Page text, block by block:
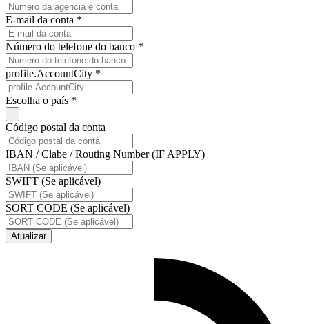
E-mail da conta *
Número do telefone do banco *
profile.AccountCity *
Escolha o país *
Código postal da conta
IBAN / Clabe / Routing Number (IF APPLY)
SWIFT (Se aplicável)
SORT CODE (Se aplicável)
Atualizar